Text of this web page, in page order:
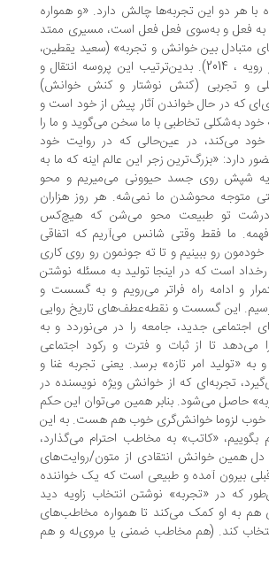
دو این تجربه‌ها چالش دارد. «و همواره
و به‌سوی فعل فعل است، مسیری ممتد
بین خوانش و تجربه»‌ (سعید یقطین،
القراء و التجربه، نشر رویه ، 2014). بدین‌ترتیب این پروسه انتقال و
تجربی (کنش نوشتار و کنش خوانش)
حال خواندن آثار پیش از خود است و
تخاطبی با ما سخن می‌گوید و ما را
در عین‌حالی که در روایت خود
زجر این عالم اینه که ما به
روی جسد حیوونی می‌میریم و محو
محوشدن ما نمی‌شه. هر روز هزاران
تو طبیعت محو می‌شن که هیچ‌کس
فقط وقتی شانس می‌آریم که اتفاقی
رو ببینیم و تا ته جونمون رو روی کاری
است که در اینجا تولید به مسئله نوشتن
راه فراتر می‌رویم و به گسست و
گسست و نقطه‌عطف‌های تاریخ روایی
جدید، جامعه را در می‌نوردد و به
تا از ثبات و فترت و رکود اجتماعی
امر تازه» برسد. یعنی تجربه غنا و
که از خوانش ویژه نویسنده در
می‌شود. بنابر همین می‌توان این حکم
خوانش‌گری خوب هم هست. به این
«‌کاتب» ‌به مخاطب احترام می‌گذارد،
خوانش انتقادی از متون/روایت‌های
آمده و طبیعی است که یک خواننده
«تجربه» نوشتن انتخاب زاویه دید
او کمک می‌کند تا همواره مخاطب‌های
کند. (‌هم مخاطب ضمنی یا ‌مروی‌له و هم